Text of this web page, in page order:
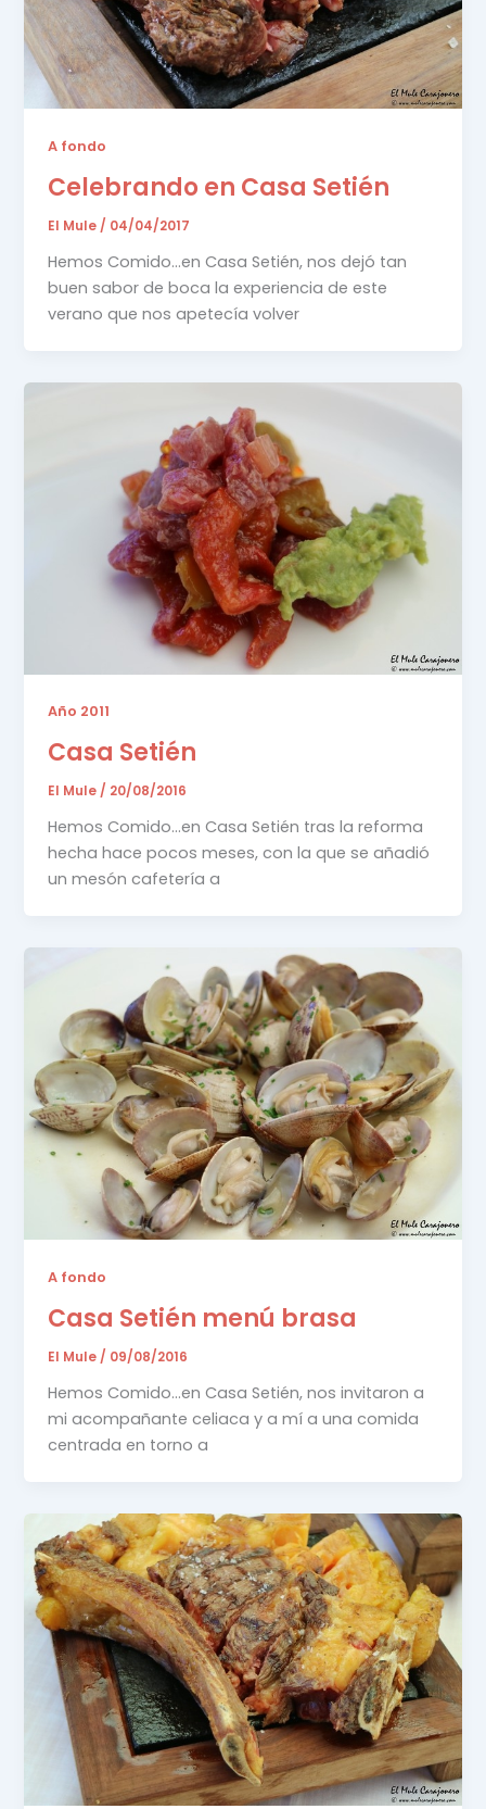
A fondo
Celebrando en Casa Setién
El Mule / 04/04/2017
Hemos Comido…en Casa Setién, nos dejó tan
buen sabor de boca la experiencia de este
verano que nos apetecía volver
Año 2011
Casa Setién
El Mule/ 20/08/2016
Hemos Comido…en Casa Setién tras la reforma
hecha hace pocos meses, con la que se añadió
un mesón cafetería a
A fondo
Casa Setién menú brasa
El Mule / 09/08/2016
Hemos Comido…en Casa Setién, nos invitaron a
mi acompañante celiaca y a mí a una comida
centrada en torno a